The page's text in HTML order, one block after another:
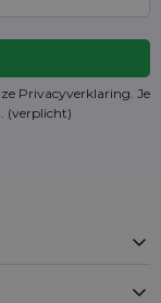
Privacyverklaring. Je
. (verplicht)